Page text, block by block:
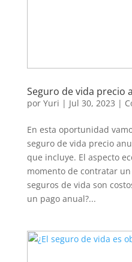
Seguro de vida precio
por Yuri | Jul 30, 2023 |
En esta oportunidad
seguro de vida precio
que incluye. El aspecto
momento de contratar
seguros de vida son
un pago anual?...